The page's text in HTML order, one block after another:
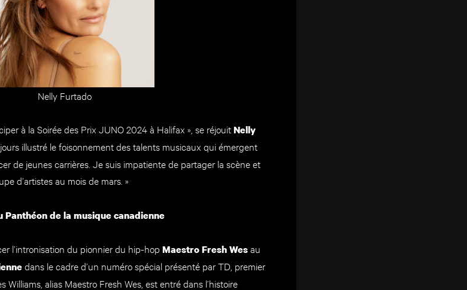
Nelly Furtado
à la Soirée des Prix JUNO 2024 à Halifax », se réjouitNelly
illustré le foisonnement des talents musicaux qui émergent
de jeunes carrières. Je suis impatiente de partager la scène et
d’artistes au mois de mars. »
de la musique canadienne
l’intronisation du pionnier du hip-hop Maestro Fresh Wesau
dans le cadre d’un numéro spécial présenté par TD, premier
Williams, alias Maestro Fresh Wes, est entré dans l’histoire